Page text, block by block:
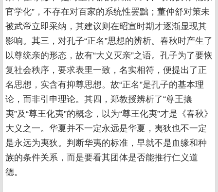
官学化”，不存在对百家的系统性罢黜；董仲舒对策未
被武帝立即采纳，其建议则在昭宣时期才逐渐显现其
影响。其三，对孔子“正名”思想的辨析。春秋时产生了
以尊统亲的形态，故有“大义灭亲”之语。孔子为了要恢
复社会秩序，要求表里一致，名实相符，便提出了正
名思想，实含有抑尊思想。故“正名”是孔子的基本理
论，而非引申理论。其四，郑教授辨析了“尊王攘
夷”及“尊王化夷”的概念，以为“尊王化夷”才是《春秋》
大义之一。华夏并不一定永远是华夏，夷狄也不一定
是永远为夷狄。判断华夷的标准，早就不是血缘和种
族的条件关系，而是要看其团体是否能推行仁义道
德。